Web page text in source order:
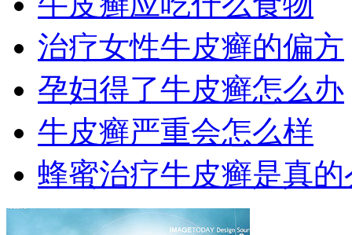
治疗女性牛皮癣的偏方
孕妇得了牛皮癣怎么办
牛皮癣严重会怎么样
蜂蜜治疗牛皮癣是真的